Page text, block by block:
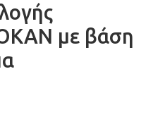
με βάση